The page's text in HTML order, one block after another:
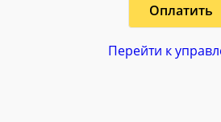
Оплатить
Перейти к